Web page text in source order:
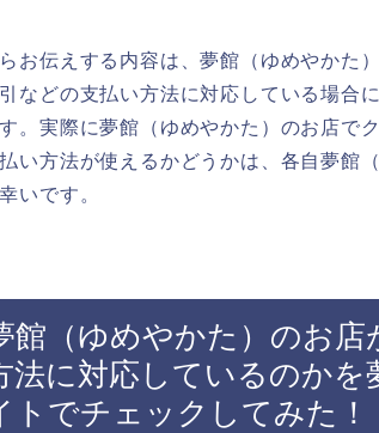
お伝えする内容は、夢館（ゆめやかた
などの支払い方法に対応している場合
。実際に夢館（ゆめやかた）のお店で
い方法が使えるかどうかは、各自夢館
いです。
館（ゆめやかた）のお
法に対応しているのかを
トでチェックしてみた！